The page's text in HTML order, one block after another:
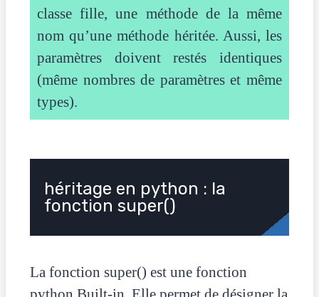
classe fille, une méthode de la même
nom qu’une méthode héritée. Aussi, les
paramètres doivent restés identiques
(même nombres de paramètres et même
types).
héritage en python : la
fonction super()
La fonction super() est une fonction